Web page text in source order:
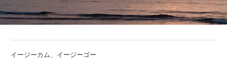
イージーカム、イージーゴー